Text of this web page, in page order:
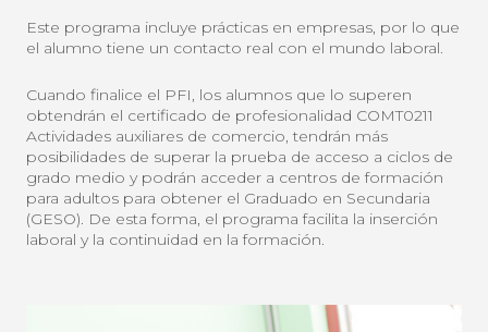
Este programa incluye prácticas en empresas, por lo que
el alumno tiene un contacto real con el mundo laboral.
Cuando finalice el PFI, los alumnos que lo superen
obtendrán el certificado de profesionalidad COMT0211
Actividades auxiliares de comercio, tendrán más
posibilidades de superar la prueba de acceso a ciclos de
grado medio y podrán acceder a centros de formación
para adultos para obtener el Graduado en Secundaria
(GESO). De esta forma, el programa facilita la inserción
laboral y la continuidad en la formación.